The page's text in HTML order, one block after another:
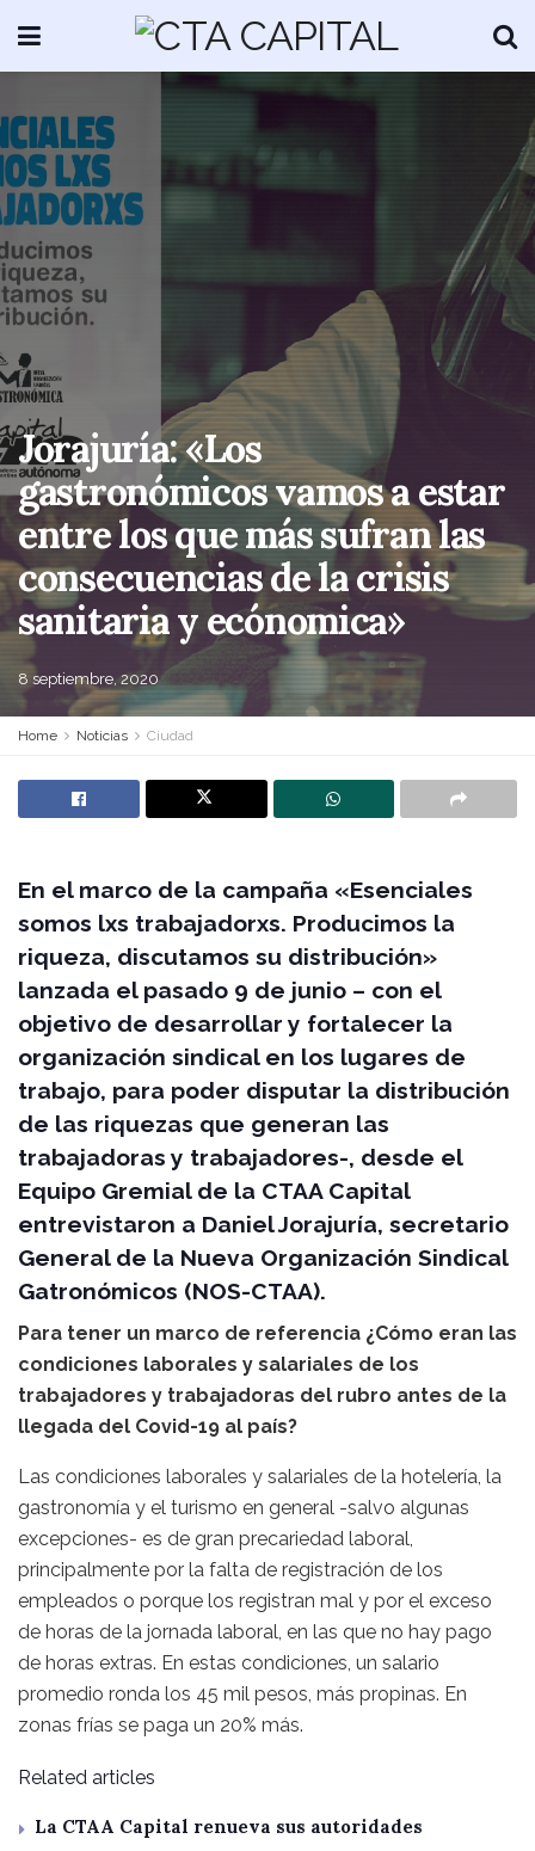
Jorajuría: «Los
gastronómicos vamos a estar
entre los que más sufran las
consecuencias de la crisis
sanitaria y ecónomica»
8 septiembre, 2020
Home Noticias Ciudad
En el marco de la campaña «Esenciales
somos lxs trabajadorxs. Producimos la
riqueza, discutamos su distribución»
lanzada el pasado 9 de junio – con el
objetivo de desarrollar y fortalecer la
organización sindical en los lugares de
trabajo, para poder disputar la distribución
de las riquezas que generan las
trabajadoras y trabajadores-, desde el
Equipo Gremial de la CTAA Capital
entrevistaron a Daniel Jorajuría, secretario
General de la Nueva Organización Sindical
Gatronómicos (NOS-CTAA).
Para tener un marco de referencia ¿Cómo eran las
condiciones laborales y salariales de los
trabajadores y trabajadoras del rubro antes de la
llegada del Covid-19 al país?
Las condiciones laborales y salariales de la hotelería, la
gastronomía y el turismo en general -salvo algunas
excepciones- es de gran precariedad laboral,
principalmente por la falta de registración de los
empleados o porque los registran mal y por el exceso
de horas de la jornada laboral, en las que no hay pago
de horas extras. En estas condiciones, un salario
promedio ronda los 45 mil pesos, más propinas. En
zonas frías se paga un 20% más.
Related articles
La CTAA Capital renueva sus autoridades